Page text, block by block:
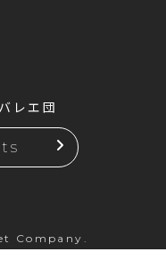
レエ団
Company.